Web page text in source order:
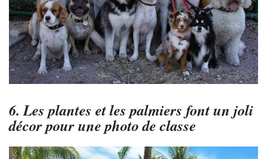
6. Les plantes et les palmiers font un joli
décor pour une photo de classe